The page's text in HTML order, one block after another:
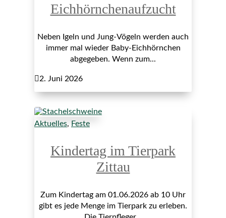
Eichhörnchenaufzucht
Neben Igeln und Jung-Vögeln werden auch
immer mal wieder Baby-Eichhörnchen
abgegeben. Wenn zum...
2. Juni 2026
Aktuelles, Feste
Kindertag im Tierpark
Zittau
Zum Kindertag am 01.06.2026 ab 10 Uhr
gibt es jede Menge im Tierpark zu erleben.